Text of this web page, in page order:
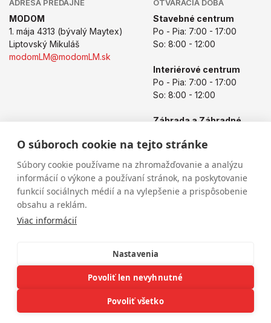
O súboroch cookie na tejto stránke
Súbory cookie používame na zhromažďovanie a analýzu
informácií o výkone a používaní stránok, na poskytovanie
funkcií sociálnych médií a na vylepšenie a prispôsobenie
obsahu a reklám.
Viac informácií
Nastavenia
Povoliť len nevyhnutné
Povoliť všetko
ADRESA PREDAJNE
MODOM
1. mája 4313 (bývalý Maytex)
Liptovský Mikuláš
modomLM@modomLM.sk
OTVÁRACIA DOBA
Stavebné centrum
Po - Pia: 7:00 - 17:00
So: 8:00 - 12:00
Interiérové centrum
Po - Pia: 7:00 - 17:00
So: 8:00 - 12:00
Záhrada a Záhradné
Po - Pia: 8:00 - 17:00
So: 8:00 - 12:00
Copyright © 2026modomLM.skVšetky práva vyhradené